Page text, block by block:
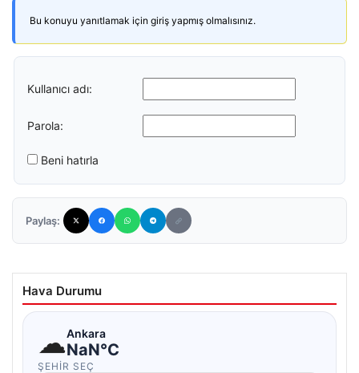
Bu konuyu yanıtlamak için giriş yapmış olmalısınız.
Kullanıcı adı:
Parola:
Beni hatırla
Paylaş:
Hava Durumu
☁Ankara
NaN°C
ŞEHIR SEÇ